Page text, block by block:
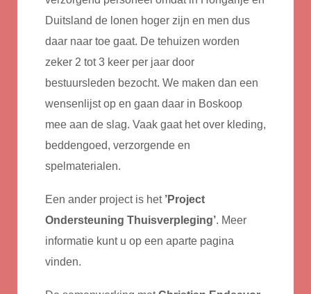
Duitsland de lonen hoger zijn en men dus
daar naar toe gaat. De tehuizen worden
zeker 2 tot 3 keer per jaar door
bestuursleden bezocht. We maken dan een
wensenlijst op en gaan daar in Boskoop
mee aan de slag. Vaak gaat het over kleding,
beddengoed, verzorgende en
spelmaterialen.
Een ander project is het ’Project
Ondersteuning Thuisverpleging’. Meer
informatie kunt u op een aparte pagina
vinden.